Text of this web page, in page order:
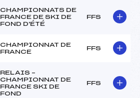
CHAMPIONNATS DE
FRANCE DE SKI DE
FOND D'ÉTÉ
FFS
CHAMPIONNAT DE
FRANCE
FFS
RELAIS –
CHAMPIONNAT DE
FRANCE SKI DE
FOND
FFS